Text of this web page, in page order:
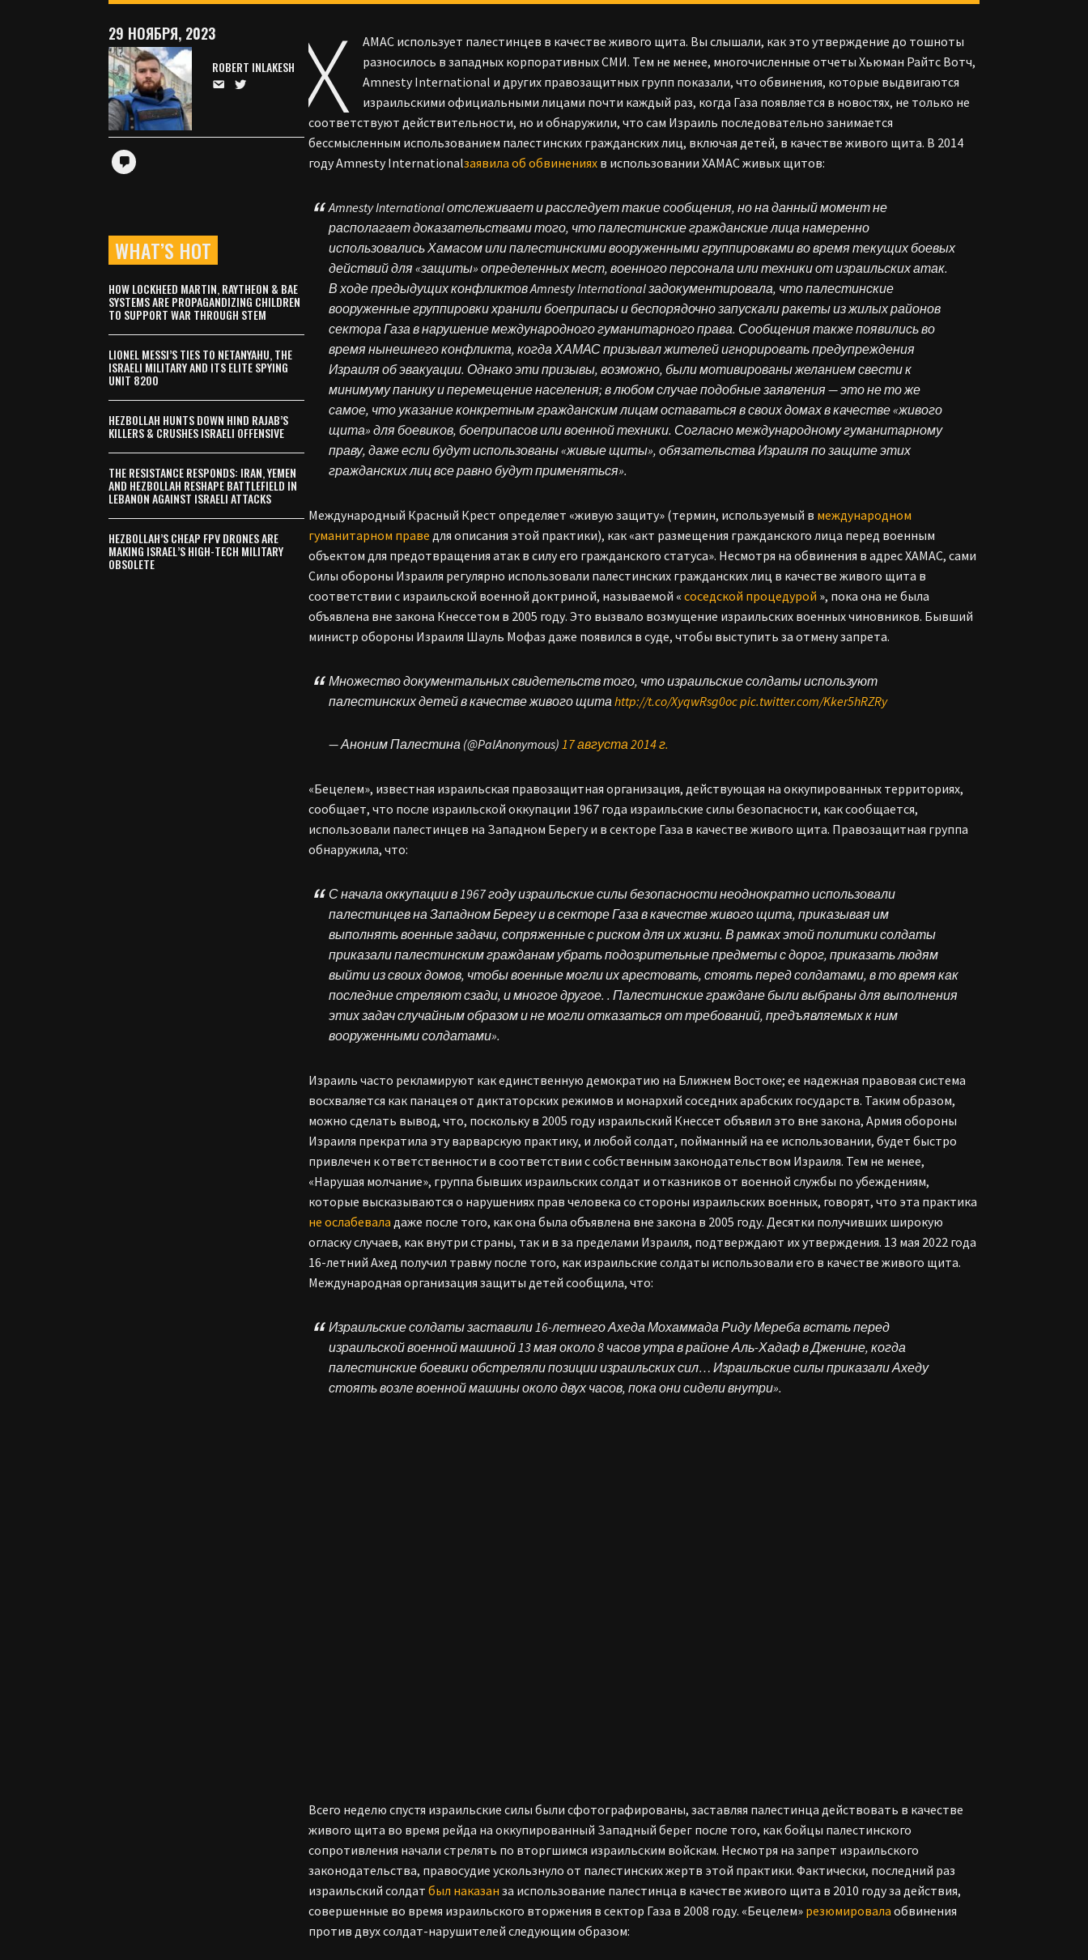
Х
АМАС использует палестинцев в качестве живого щита. Вы слышали, как это утверждение до тошноты
разносилось в западных корпоративных СМИ. Тем не менее, многочисленные отчеты Хьюман Райтс Вотч,
Amnesty International и других правозащитных групп показали, что обвинения, которые выдвигаются
израильскими официальными лицами почти каждый раз, когда Газа появляется в новостях, не только не
соответствуют действительности, но и обнаружили, что сам Израиль последовательно занимается
бессмысленным использованием палестинских гражданских лиц, включая детей, в качестве живого щита. В 2014
году Amnesty Internationalзаявила об обвинениях в использовании ХАМАС живых щитов:
Amnesty International отслеживает и расследует такие сообщения, но на данный момент не
располагает доказательствами того, что палестинские гражданские лица намеренно
использовались Хамасом или палестинскими вооруженными группировками во время текущих боевых
действий для «защиты» определенных мест, военного персонала или техники от израильских атак.
В ходе предыдущих конфликтов Amnesty International задокументировала, что палестинские
вооруженные группировки хранили боеприпасы и беспорядочно запускали ракеты из жилых районов
сектора Газа в нарушение международного гуманитарного права. Сообщения также появились во
время нынешнего конфликта, когда ХАМАС призывал жителей игнорировать предупреждения
Израиля об эвакуации. Однако эти призывы, возможно, были мотивированы желанием свести к
минимуму панику и перемещение населения; в любом случае подобные заявления — это не то же
самое, что указание конкретным гражданским лицам оставаться в своих домах в качестве «живого
щита» для боевиков, боеприпасов или военной техники. Согласно международному гуманитарному
праву, даже если будут использованы «живые щиты», обязательства Израиля по защите этих
гражданских лиц все равно будут применяться».
Международный Красный Крест определяет «живую защиту» (термин, используемый в международном
гуманитарном праве для описания этой практики), как «акт размещения гражданского лица перед военным
объектом для предотвращения атак в силу его гражданского статуса». Несмотря на обвинения в адрес ХАМАС, сами
Силы обороны Израиля регулярно использовали палестинских гражданских лиц в качестве живого щита в
соответствии с израильской военной доктриной, называемой «соседской процедурой », пока она не была
объявлена вне закона Кнессетом в 2005 году. Это вызвало возмущение израильских военных чиновников. Бывший
министр обороны Израиля Шауль Мофаз даже появился в суде, чтобы выступить за отмену запрета.
Множество документальных свидетельств того, что израильские солдаты используют
палестинских детей в качестве живого щитаhttp://t.co/XyqwRsg0ocpic.twitter.com/Kker5hRZRy
— Аноним Палестина (@PalAnonymous)17 августа 2014 г.
«Бецелем», известная израильская правозащитная организация, действующая на оккупированных территориях,
сообщает, что после израильской оккупации 1967 года израильские силы безопасности, как сообщается,
использовали палестинцев на Западном Берегу и в секторе Газа в качестве живого щита. Правозащитная группа
обнаружила, что:
С начала оккупации в 1967 году израильские силы безопасности неоднократно использовали
палестинцев на Западном Берегу и в секторе Газа в качестве живого щита, приказывая им
выполнять военные задачи, сопряженные с риском для их жизни. В рамках этой политики солдаты
приказали палестинским гражданам убрать подозрительные предметы с дорог, приказать людям
выйти из своих домов, чтобы военные могли их арестовать, стоять перед солдатами, в то время как
последние стреляют сзади, и многое другое. . Палестинские граждане были выбраны для выполнения
этих задач случайным образом и не могли отказаться от требований, предъявляемых к ним
вооруженными солдатами».
Израиль часто рекламируют как единственную демократию на Ближнем Востоке; ее надежная правовая система
восхваляется как панацея от диктаторских режимов и монархий соседних арабских государств. Таким образом,
можно сделать вывод, что, поскольку в 2005 году израильский Кнессет объявил это вне закона, Армия обороны
Израиля прекратила эту варварскую практику, и любой солдат, пойманный на ее использовании, будет быстро
привлечен к ответственности в соответствии с собственным законодательством Израиля. Тем не менее,
«Нарушая молчание», группа бывших израильских солдат и отказников от военной службы по убеждениям,
которые высказываются о нарушениях прав человека со стороны израильских военных, говорят, что эта практика
не ослабевала даже после того, как она была объявлена вне закона в 2005 году. Десятки получивших широкую
огласку случаев, как внутри страны, так и в за пределами Израиля, подтверждают их утверждения. 13 мая 2022 года
16-летний Ахед получил травму после того, как израильские солдаты использовали его в качестве живого щита.
Международная организация защиты детей сообщила, что:
Израильские солдаты заставили 16-летнего Ахеда Мохаммада Риду Мереба встать перед
израильской военной машиной 13 мая около 8 часов утра в районе Аль-Хадаф в Дженине, когда
палестинские боевики обстреляли позиции израильских сил… Израильские силы приказали Ахеду
стоять возле военной машины около двух часов, пока они сидели внутри».
Всего неделю спустя израильские силы были сфотографированы, заставляя палестинца действовать в качестве
живого щита во время рейда на оккупированный Западный берег после того, как бойцы палестинского
сопротивления начали стрелять по вторгшимся израильским войскам. Несмотря на запрет израильского
законодательства, правосудие ускользнуло от палестинских жертв этой практики. Фактически, последний раз
израильский солдатбыл наказан за использование палестинца в качестве живого щита в 2010 году за действия,
совершенные во время израильского вторжения в сектор Газа в 2008 году. «Бецелем» резюмировала обвинения
против двух солдат-нарушителей следующим образом:
29 НОЯБРЯ, 2023
ROBERT INLAKESH
WHAT’S HOT
HOW LOCKHEED MARTIN, RAYTHEON & BAE
SYSTEMS ARE PROPAGANDIZING CHILDREN
TO SUPPORT WAR THROUGH STEM
LIONEL MESSI’S TIES TO NETANYAHU, THE
ISRAELI MILITARY AND ITS ELITE SPYING
UNIT 8200
HEZBOLLAH HUNTS DOWN HIND RAJAB’S
KILLERS & CRUSHES ISRAELI OFFENSIVE
THE RESISTANCE RESPONDS: IRAN, YEMEN
AND HEZBOLLAH RESHAPE BATTLEFIELD IN
LEBANON AGAINST ISRAELI ATTACKS
HEZBOLLAH’S CHEAP FPV DRONES ARE
MAKING ISRAEL’S HIGH-TECH MILITARY
OBSOLETE